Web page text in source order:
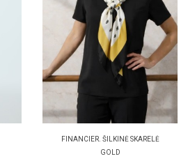
FINANCIER. ŠILKINĖ SKARELĖ
GOLD